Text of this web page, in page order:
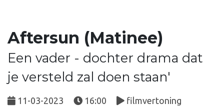
Aftersun (Matinee)
Een vader - dochter drama dat
je versteld zal doen staan'
11-03-2023 16:00 filmvertoning